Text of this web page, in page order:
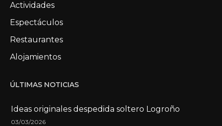
Actividades
Espectáculos
Restaurantes
Alojamientos
ÚLTIMAS NOTICIAS
Ideas originales despedida soltero Logroño
03/03/2026